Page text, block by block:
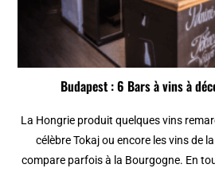
Budapest : 6 Bars à vins à
La Hongrie produit quelques vins
célèbre Tokaj ou encore les vins de la
compare parfois à la Bourgogne. En